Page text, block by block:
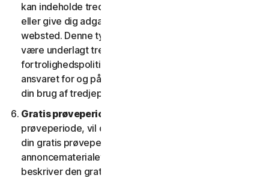
kan indeholde tredjepartsfunktioner og -funktionalitet
eller give dig adgang til indhold på en tredjeparts
websted. Denne type funktioner eller indhold kan
være underlagt tredjeparters tjenestevilkår og
fortrolighedspolitikker. Du anerkender alene at have
ansvaret for og påtager dig enhver risiko, der følger af
din brug af tredjepartsressourcer.
Gratis prøveperioder.
prøveperiode, vil de specifikke vilkår, der gælder for
din gratis prøveperiode, blive angivet ved tilmelding, i
annoncematerialet og/eller dokumentationen, der
beskriver den gratis prøveperiode. Din brug af den